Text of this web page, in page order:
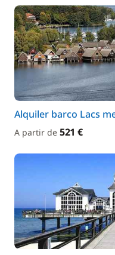
Alquiler barco Lacs
A partir de 521 €